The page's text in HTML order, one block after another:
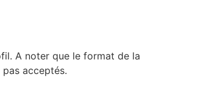
A noter que le format de la
acceptés.